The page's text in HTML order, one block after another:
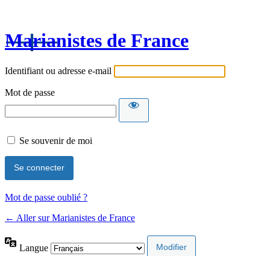
Marianistes de France
Identifiant ou adresse e-mail
Mot de passe
Se souvenir de moi
Mot de passe oublié ?
← Aller sur Marianistes de France
Langue